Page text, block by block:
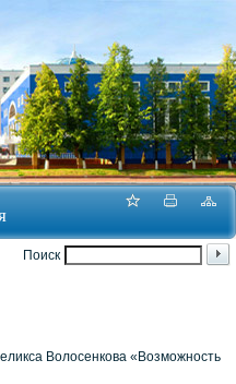
Поиск
Волосенкова «Возможность